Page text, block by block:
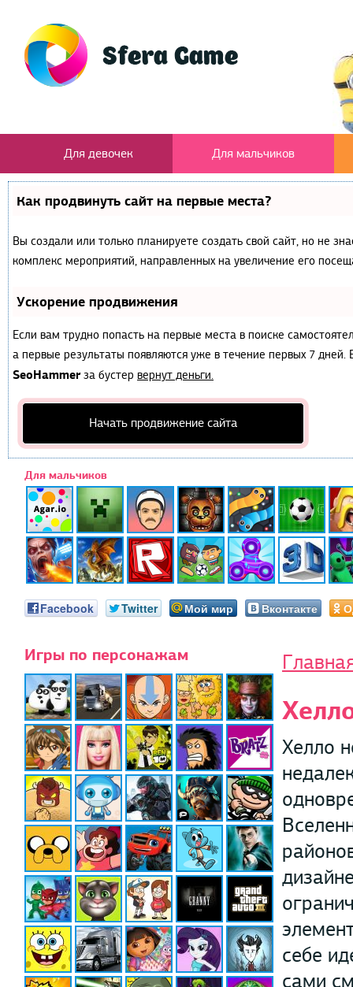
Для девочек Для мальчиков
Как продвинуть сайт на первые места?
Вы создали или только планируете создать свой сайт, но не
комплекс мероприятий, направленных на увеличение его
Ускорение продвижения
Если вам трудно попасть на первые места в поиске
а первые результаты появляются уже в течение первых 7
SeoHammerза бустер вернут деньги.
Начать продвижение сайта
Для мальчиков
Facebook Twitter Мой мир Вконтакте
Игры по персонажам
Хелло
себе
сами